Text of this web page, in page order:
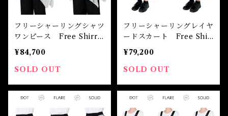
フリーシャーリングシャツ
ワンピース Free Shirri
ng Shirt Dress
¥84,700
SOLD OUT
フリーシャーリングレイヤ
ードスカート Free Shir
ring Layered Skirt
¥79,200
SOLD OUT